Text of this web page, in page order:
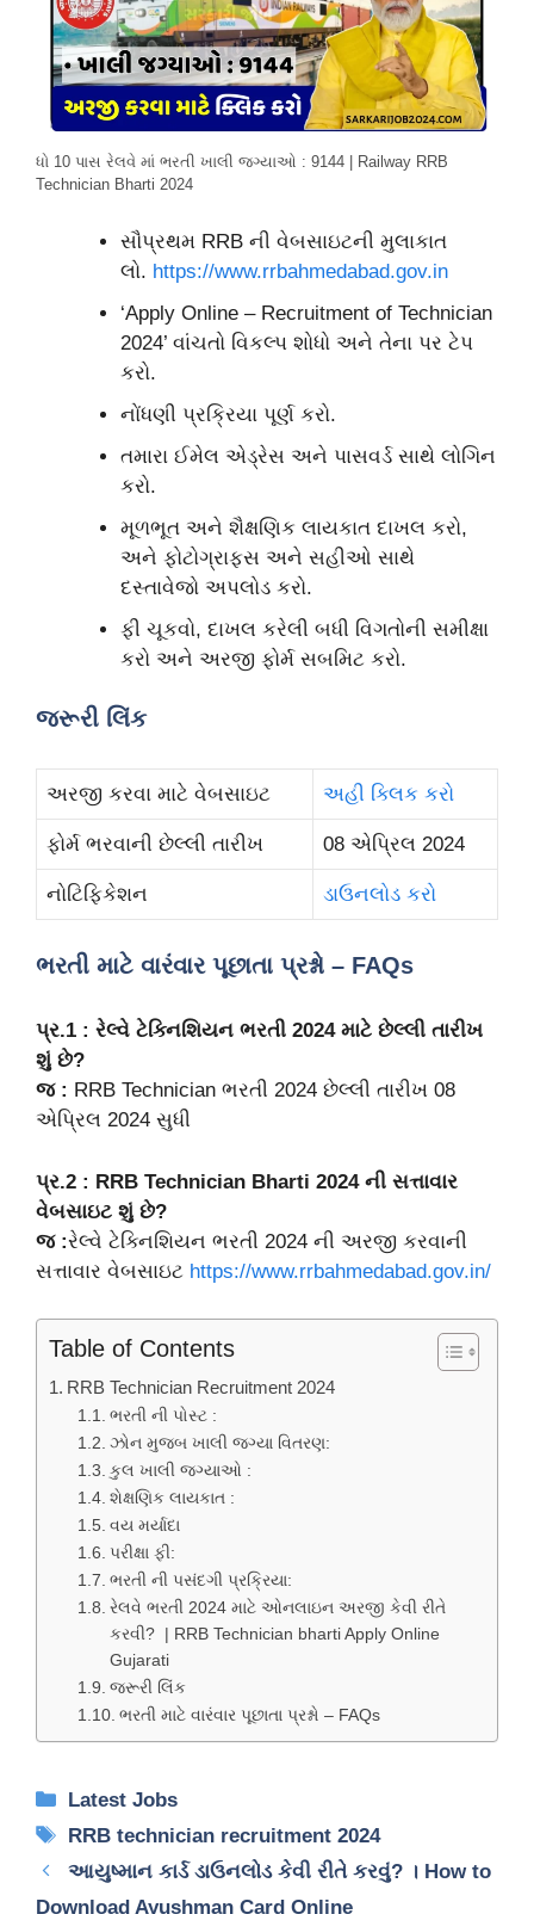
ધો 10 પાસ રેલવે માં ભરતી ખાલી જગ્યાઓ : 9144 | Railway RRB
Technician Bharti 2024
સૌપ્રથમ RRB ની વેબસાઇટની મુલાકાત
લો. https://www.rrbahmedabad.gov.in
‘Apply Online – Recruitment of Technician
2024’ વાંચતો વિકલ્પ શોધો અને તેના પર ટેપ
કરો.
નોંધણી પ્રક્રિયા પૂર્ણ કરો.
તમારા ઈમેલ એડ્રેસ અને પાસવર્ડ સાથે લોગિન
કરો.
મૂળભૂત અને શૈક્ષણિક લાયકાત દાખલ કરો,
અને ફોટોગ્રાફ્સ અને સહીઓ સાથે
દસ્તાવેજો અપલોડ કરો.
ફી ચૂકવો, દાખલ કરેલી બધી વિગતોની સમીક્ષા
કરો અને અરજી ફોર્મ સબમિટ કરો.
જરૂરી લિંક
અરજી કરવા માટે વેબસાઇટ અહી ક્લિક કરો
ફોર્મ ભરવાની છેલ્લી તારીખ 08 એપ્રિલ 2024
નોટિફિકેશન ડાઉનલોડ કરો
ભરતી માટે વારંવાર પૂછાતા પ્રશ્નો – FAQs
પ્ર.1 : રેલ્વે ટેક્નિશિયન ભરતી 2024 માટે છેલ્લી તારીખ
શું છે?
જ : RRB Technician ભરતી 2024 છેલ્લી તારીખ 08
એપ્રિલ 2024 સુધી
પ્ર.2 : RRB Technician Bharti 2024 ની સત્તાવાર
વેબસાઇટ શું છે?
જ :રેલ્વે ટેક્નિશિયન ભરતી 2024 ની અરજી કરવાની
સત્તાવાર વેબસાઇટ https://www.rrbahmedabad.gov.in/
Table of Contents
RRB Technician Recruitment 2024
ભરતી ની પોસ્ટ :
ઝોન મુજબ ખાલી જગ્યા વિતરણ:
કુલ ખાલી જગ્યાઓ :
શેક્ષણિક લાયકાત :
વય મર્યાદા
પરીક્ષા ફી:
ભરતી ની પસંદગી પ્રક્રિયા:
રેલવે ભરતી 2024 માટે ઓનલાઇન અરજી કેવી રીતે
કરવી? | RRB Technician bharti Apply Online
Gujarati
જરૂરી લિંક
ભરતી માટે વારંવાર પૂછાતા પ્રશ્નો – FAQs
Categories
Latest Jobs
Tags
RRB technician recruitment 2024
આયુષ્માન કાર્ડ ડાઉનલોડ કેવી રીતે કરવું? । How to
Download Ayushman Card Online